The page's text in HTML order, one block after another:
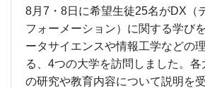
8月7・8日に希望生徒25名がDX（
フォーメーション）に関する学び
ータサイエンスや情報工学などの
る、4つの大学を訪問しました。
の研究や教育内容について説明を